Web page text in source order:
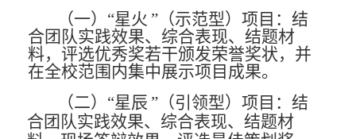
（一） “星火 ”（示范型）项目：结
合团队实践效果、综合表现、结题材
料，评选优秀奖若干颁发荣誉奖状，并
在全校范围内集中展示项目成果。
（二） “星辰 ”（引领型）项目：结
合团队实践效果、综合表现、结题材